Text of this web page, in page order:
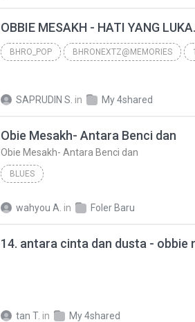
OBBIE MESAKH - HATI YANG
BHRO_POP BHRONEXTZ@MEMORIES
SAPRUDIN S. in My 4shared
Obie Mesakh- Antara Benci dan
Obie Mesakh- Antara Benci dan
BLUES
wahyou A. in Foler Baru
tan T. in My 4shared